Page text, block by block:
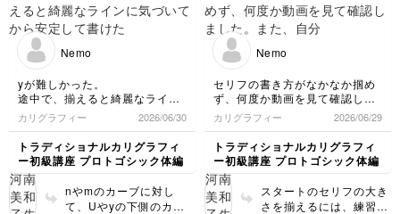
文字内側に出来る白い楕
円形の形を見て書いてく
ずっと書いていると、ど
なってきます。 こちは
も、ドンドン単語にして
練習していきましょう！
語にしてみてください
ね！ 揃え方が重要にな
Nemo
yが難しかった。
途中で、揃えると綺麗なライン
に気づいてから安定して書け
た。
上手くいかないときは、空白の
形や平行になる線など、よく観
察しなくてはと改めて思った
カリグラフィー 2026/06/30
トラディショナルカリグラフィ
ー初級講座 プロトゴシック体編
nやmのカーブに対し
て、Uやyの下側のカー
Nemo
セリフの書き方がなかなか掴め
ず、何度か動画を見て確認しま
した。
また、自分のセリフが大きく感
じます。。。
練習ストローク２の、nの山の
角度が決まらず、継続して練習
したいです。
今日はｉからｈまで。
カリグラフィー 2026/06/29
トラディショナルカリグラフィ
ー初級講座 プロトゴシック体編
スタートのセリフの大き
さを揃えるには、練習が